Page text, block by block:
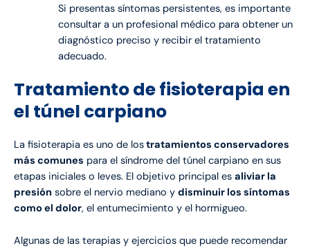
Si presentas síntomas persistentes, es importante
consultar a un profesional médico para obtener un
diagnóstico preciso y recibir el tratamiento
adecuado.
Tratamiento de fisioterapia en
el túnel carpiano
La fisioterapia es uno de lostratamientos conservadores
más comunes para el síndrome del túnel carpiano en sus
etapas iniciales o leves. El objetivo principal es aliviar la
presión sobre el nervio mediano y disminuir los síntomas
como el dolor, el entumecimiento y el hormigueo.
Algunas de las terapias y ejercicios que puede recomendar